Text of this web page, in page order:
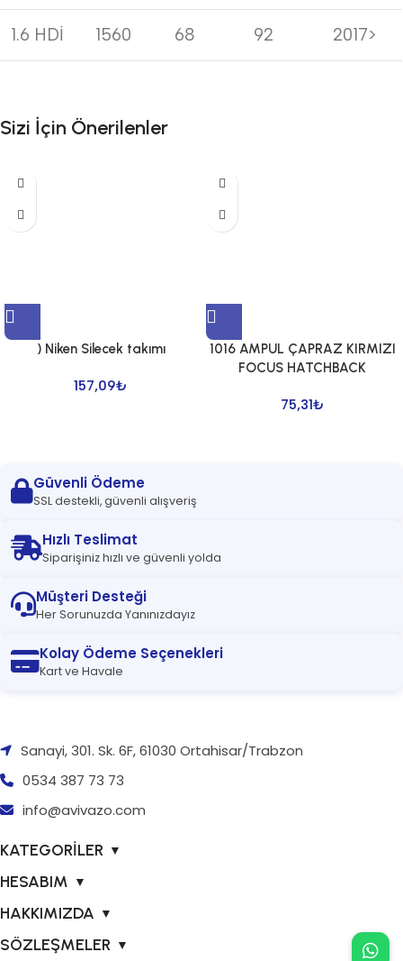
1.6 HDİ 1560 68 92 2017>
Sizi İçin Önerilenler
) Niken Silecek takımı
157,09₺
1016 AMPUL ÇAPRAZ KIRMIZI
FOCUS HATCHBACK
75,31₺
Güvenli Ödeme
SSL destekli, güvenli alışveriş
Hızlı Teslimat
Siparişiniz hızlı ve güvenli yolda
Müşteri Desteği
Her Sorunuzda Yanınızdayız
Kolay Ödeme Seçenekleri
Kart ve Havale
Sanayi, 301. Sk. 6F, 61030 Ortahisar/Trabzon
0534 387 73 73
info@avivazo.com
KATEGORİLER ▼
HESABIM ▼
HAKKIMIZDA ▼
SÖZLEŞMELER ▼